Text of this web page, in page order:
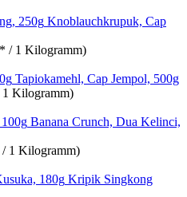
Knoblauchkrupuk, Cap
/ 1 Kilogramm)
Tapiokamehl, Cap Jempol, 500g
Kilogramm)
Banana Crunch, Dua Kelinci,
1 Kilogramm)
Kripik Singkong